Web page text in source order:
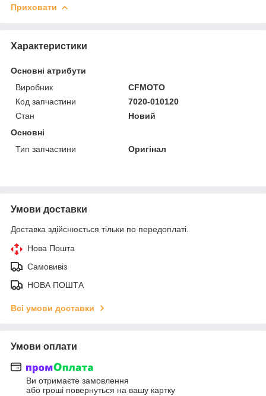
Приховати
Характеристики
Основні атрибути
Виробник
CFMOTO
Код запчастини
7020-010120
Стан
Новий
Основні
Тип запчастини
Оригінал
Умови доставки
Доставка здійснюється тільки по передоплаті.
Нова Пошта
Самовивіз
НОВА ПОШТА
Всі умови доставки
Умови оплати
Ви отримаєте замовлення
або гроші повернуться на вашу картку